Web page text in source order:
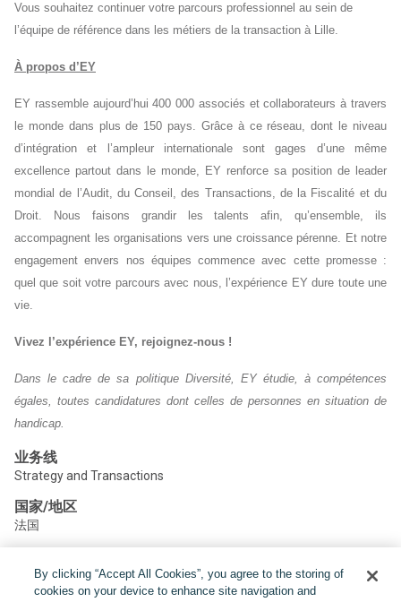
Vous souhaitez continuer votre parcours professionnel au sein de
l’équipe de référence dans les métiers de la transaction à Lille.
À propos d’EY
EY rassemble aujourd’hui 400 000 associés et collaborateurs à travers
le monde dans plus de 150 pays. Grâce à ce réseau, dont le niveau
d’intégration et l’ampleur internationale sont gages d’une même
excellence partout dans le monde, EY renforce sa position de leader
mondial de l’Audit, du Conseil, des Transactions, de la Fiscalité et du
Droit. Nous faisons grandir les talents afin, qu’ensemble, ils
accompagnent les organisations vers une croissance pérenne. Et notre
engagement envers nos équipes commence avec cette promesse :
quel que soit votre parcours avec nous, l’expérience EY dure toute une
vie.
Vivez l’expérience EY, rejoignez-nous !
Dans le cadre de sa politique Diversité, EY étudie, à compétences
égales, toutes candidatures dont celles de personnes en situation de
handicap.
业务线
Strategy and Transactions
国家/地区
法国
分享:By clicking “Accept All Cookies”, you agree to the storing of
cookies on your device to enhance site navigation and